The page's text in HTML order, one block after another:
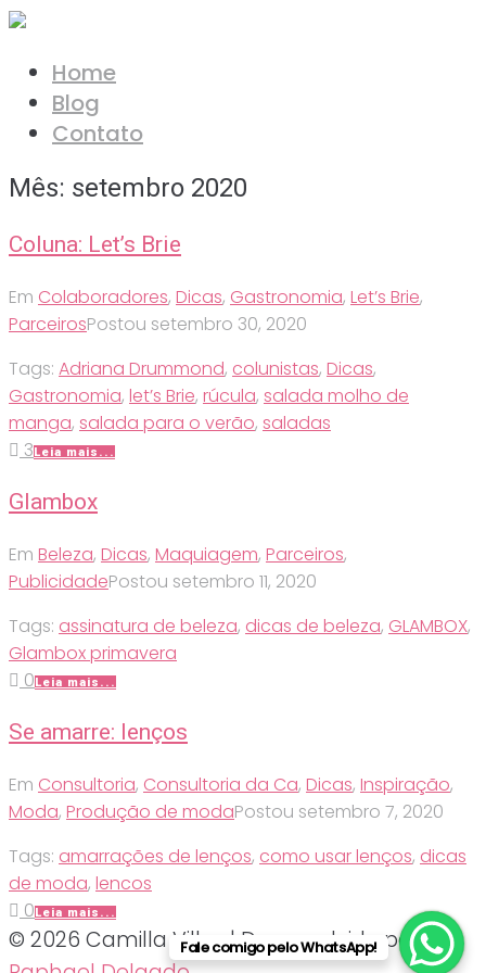
Ir
conteúdo
Home
Blog
Contato
Mês: setembro 2020
Coluna: Let’s Brie
Em Colaboradores, Dicas, Gastronomia, Let’s Brie,
ParceirosPostou setembro 30, 2020
Tags: Adriana Drummond, colunistas, Dicas,
Gastronomia, let’s Brie, rúcula, salada molho de
manga, salada para o verão, saladas
3Leia mais...
Glambox
Em Beleza, Dicas, Maquiagem, Parceiros,
PublicidadePostou setembro 11, 2020
Tags: assinatura de beleza, dicas de beleza, GLAMBOX,
Glambox primavera
0Leia mais...
Se amarre: lenços
Em Consultoria, Consultoria da Ca, Dicas, Inspiração,
Moda, Produção de modaPostou setembro 7, 2020
Tags: amarrações de lenços, como usar lenços, dicas
de moda, lencos
0Leia mais...
© 2026 Camilla Villas | Desenvolvido por
Fale comigo pelo WhatsApp!